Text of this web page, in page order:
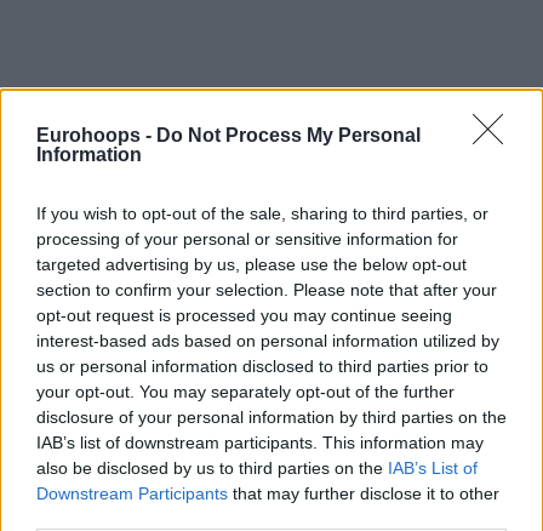
Eurohoops - Do Not Process My Personal
Information
If you wish to opt-out of the sale, sharing to third parties, or
processing of your personal or sensitive information for
targeted advertising by us, please use the below opt-out
section to confirm your selection. Please note that after your
opt-out request is processed you may continue seeing
interest-based ads based on personal information utilized by
us or personal information disclosed to third parties prior to
your opt-out. You may separately opt-out of the further
disclosure of your personal information by third parties on the
IAB’s list of downstream participants. This information may
also be disclosed by us to third parties on the IAB’s List of
Downstream Participants that may further disclose it to other